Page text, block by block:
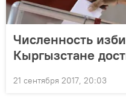
Численность
Кыргызстане
21 сентября 2017, 20:03